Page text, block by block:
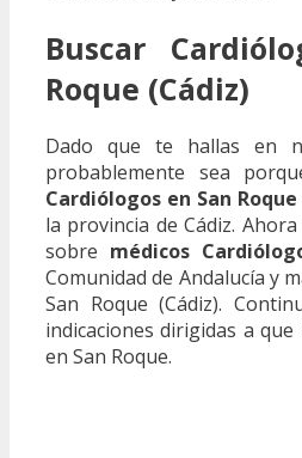
Buscar
Roque (Cádiz)
Dado que te hallas en
probablemente sea
Cardiólogos en San Roque
la provincia de Cádiz.
sobre médicos
Comunidad de Andalucía y
San Roque (Cádiz).
indicaciones dirigidas a que
en San Roque.